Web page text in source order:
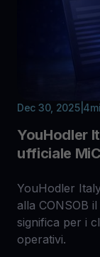
Dec 30, 2025| 4
YouHodler
ufficiale
YouHodler
alla CONSOB
significa per i
operativi.